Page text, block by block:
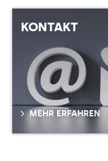
KONTAKT
MEHR ERFAHREN